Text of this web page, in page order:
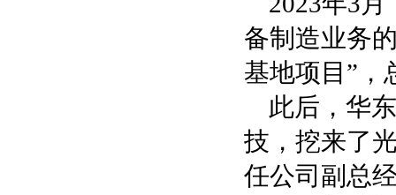
备制造业务
基地项目”，
此后，华
技，挖来了
任公司副总